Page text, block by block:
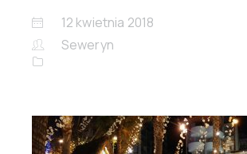
12 kwietnia 2018
Seweryn